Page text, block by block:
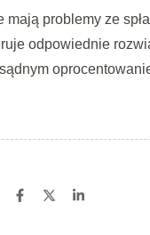
mają problemy ze
odpowiednie